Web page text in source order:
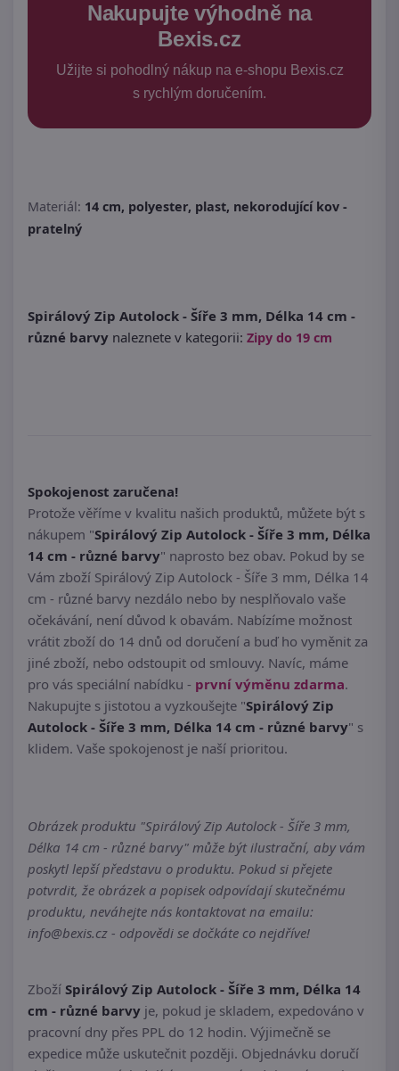
Nakupujte výhodně na
Bexis.cz
Užijte si pohodlný nákup na e-shopu Bexis.cz
s rychlým doručením.
Materiál: 14 cm, polyester, plast, nekorodující kov -
pratelný
Spirálový Zip Autolock - Šíře 3 mm, Délka 14 cm -
různé barvy naleznete v kategorii: Zipy do 19 cm
Spokojenost zaručena!
Protože věříme v kvalitu našich produktů, můžete být s
nákupem "Spirálový Zip Autolock - Šíře 3 mm, Délka
14 cm - různé barvy" naprosto bez obav. Pokud by se
Vám zboží Spirálový Zip Autolock - Šíře 3 mm, Délka 14
cm - různé barvy nezdálo nebo by nesplňovalo vaše
očekávání, není důvod k obavám. Nabízíme možnost
vrátit zboží do 14 dnů od doručení a buď ho vyměnit za
jiné zboží, nebo odstoupit od smlouvy. Navíc, máme
pro vás speciální nabídku - první výměnu zdarma.
Nakupujte s jistotou a vyzkoušejte "Spirálový Zip
Autolock - Šíře 3 mm, Délka 14 cm - různé barvy" s
klidem. Vaše spokojenost je naší prioritou.
Obrázek produktu "Spirálový Zip Autolock - Šíře 3 mm,
Délka 14 cm - různé barvy" může být ilustrační, aby vám
poskytl lepší představu o produktu. Pokud si přejete
potvrdit, že obrázek a popisek odpovídají skutečnému
produktu, neváhejte nás kontaktovat na emailu:
info@bexis.cz - odpovědi se dočkáte co nejdříve!
Zboží Spirálový Zip Autolock - Šíře 3 mm, Délka 14
cm - různé barvy je, pokud je skladem, expedováno v
pracovní dny přes PPL do 12 hodin. Výjimečně se
expedice může uskutečnit později. Objednávku doručí